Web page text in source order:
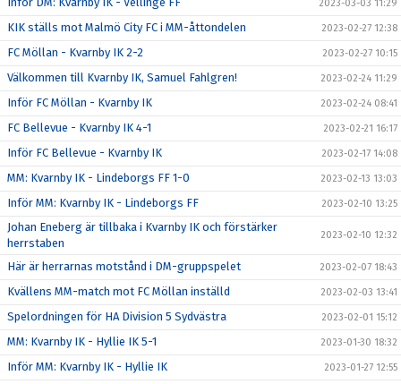
2023-03-03 11:29
KIK ställs mot Malmö City FC i MM-åttondelen 2023-02-27 12:38
FC Möllan - Kvarnby IK 2-2 2023-02-27 10:15
Välkommen till Kvarnby IK, Samuel Fahlgren! 2023-02-24 11:29
Inför FC Möllan - Kvarnby IK 2023-02-24 08:41
FC Bellevue - Kvarnby IK 4-1 2023-02-21 16:17
Inför FC Bellevue - Kvarnby IK 2023-02-17 14:08
MM: Kvarnby IK - Lindeborgs FF 1-0 2023-02-13 13:03
Inför MM: Kvarnby IK - Lindeborgs FF 2023-02-10 13:25
Johan Eneberg är tillbaka i Kvarnby IK och förstärker
herrstaben
2023-02-10 12:32
Här är herrarnas motstånd i DM-gruppspelet 2023-02-07 18:43
Kvällens MM-match mot FC Möllan inställd 2023-02-03 13:41
Spelordningen för HA Division 5 Sydvästra 2023-02-01 15:12
MM: Kvarnby IK - Hyllie IK 5-1 2023-01-30 18:32
Inför MM: Kvarnby IK - Hyllie IK 2023-01-27 12:55